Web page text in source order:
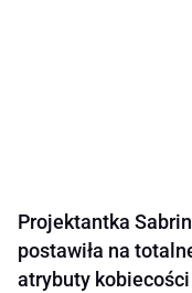
Projektantka
postawiła na
atrybuty